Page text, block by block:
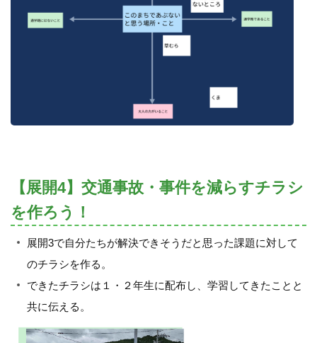
【展開4】交通事故・事件を減らすチラシ
を作ろう！
展開3で自分たちが解決できそうだと思った課題に対して
のチラシを作る。
できたチラシは１・２年生に配布し、学習してきたことと
共に伝える。